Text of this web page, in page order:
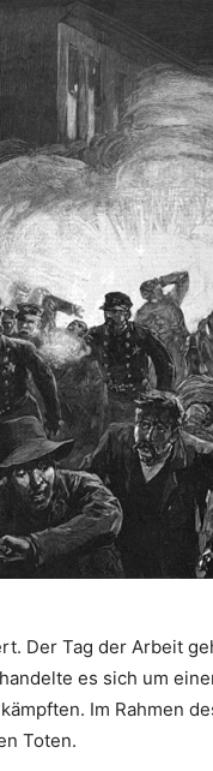
Der Tag der Arbeit
es sich um
Im Rahmen
Toten.